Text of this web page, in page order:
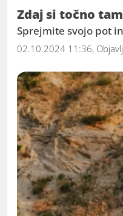
Zdaj si točno
Sprejmite svojo pot
02.10.2024 11:36,